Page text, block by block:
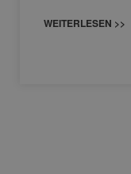
WEITERLESEN >>